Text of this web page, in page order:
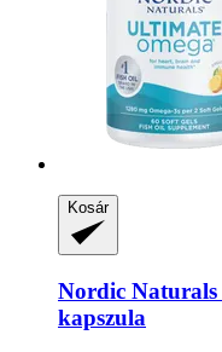
Kosár
Nordic Naturals
kapszula